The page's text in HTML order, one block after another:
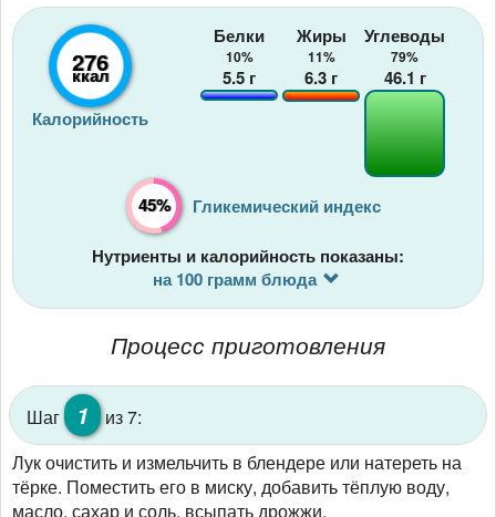
276
ккал
Калорийность
Белки
10%
5.5 г
Жиры
11%
6.3 г
Углеводы
79%
46.1 г
45% Гликемический индекс
Нутриенты и калорийность показаны:
на 100 грамм блюда
Процесс приготовления
Шаг 1
из 7:
Лук очистить и измельчить в блендере или натереть на
тёрке. Поместить его в миску, добавить тёплую воду,
масло, сахар и соль, всыпать дрожжи.